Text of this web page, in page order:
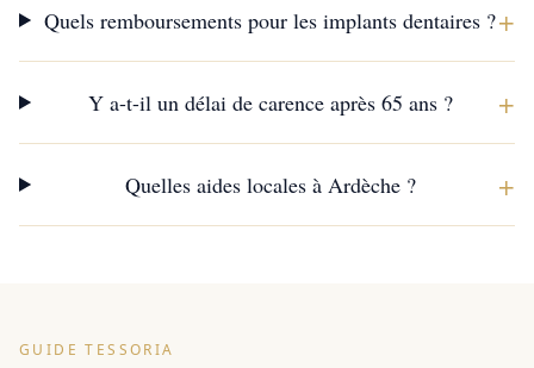
Quels remboursements pour les implants dentaires ?+
Y a-t-il un délai de carence après 65 ans ? +
Quelles aides locales à Ardèche ? +
GUIDE TESSORIA